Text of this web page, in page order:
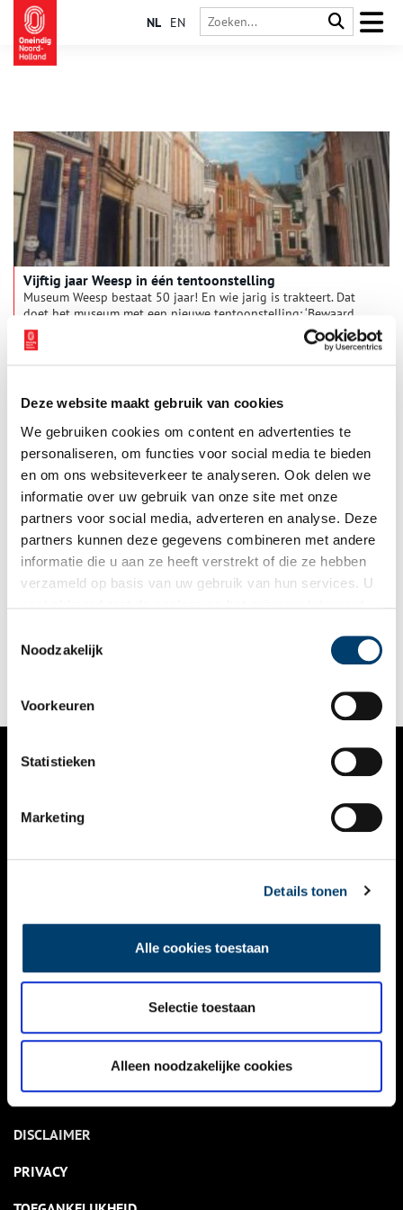
Deze website maakt gebruik van cookies
We gebruiken cookies om content en advertenties te
personaliseren, om functies voor social media te bieden
en om ons websiteverkeer te analyseren. Ook delen we
informatie over uw gebruik van onze site met onze
partners voor social media, adverteren en analyse. Deze
partners kunnen deze gegevens combineren met andere
informatie die u aan ze heeft verstrekt of die ze hebben
verzameld op basis van uw gebruik van hun services. U
Noodzakelijk
Voorkeuren
Statistieken
Marketing
Details tonen
Alle cookies toestaan
Selectie toestaan
Alleen noodzakelijke cookies
NL EN
Vijftig jaar Weesp in één tentoonstelling
Museum Weesp bestaat 50 jaar! En wie jarig is trakteert. Dat
doet het museum met een nieuwe tentoonstelling: ‘Bewaard
voor de stad’, die een overzicht geeft van vijftig jaar
schenkingen. De voorwerpen vertellen niet alleen een verhaal
over het museum, maar ook over de stad en haar inwoners.
Van boekerij tot moderne UB
De geschiedenis van de Universiteitsbibliotheek (1880-heden)
in woord en beeld. Wat was het eerste boek van de
van de Universiteitsbibliotheek van 1880 tot nu,
georganiseerd door de afdeling Bijzondere Collecties van de
NIEUWS
KALENDER
ACTIVITEITEN
NIEUWSBRIEF
DISCLAIMER
PRIVACY